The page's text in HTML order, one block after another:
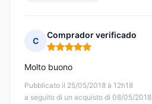
C
Comprador verificado
Nota: 5 su 5
Pubblicato il 25/05/2018 à 12h18
a seguito di un acquisto di 08/05/2018
Molto buono